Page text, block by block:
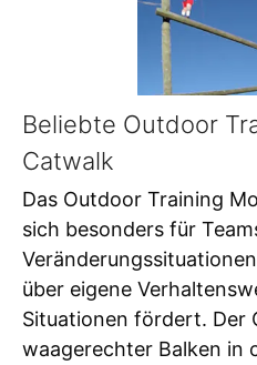
Beliebte Outdoor
Catwalk
Das Outdoor Training
sich besonders für
über eigene
Situationen fördert. Der
waagerechter Balken in